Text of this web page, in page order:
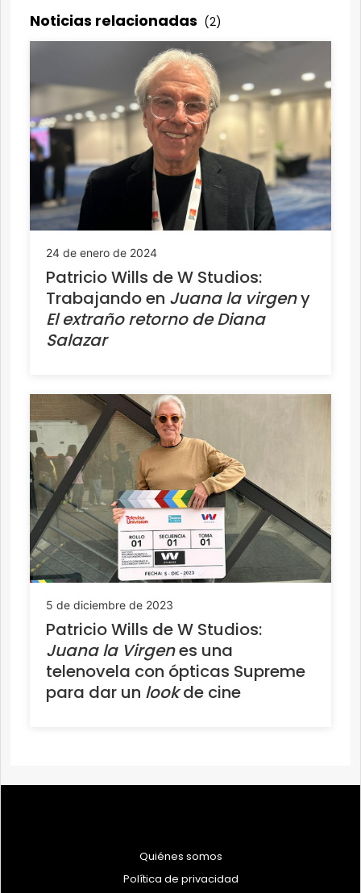
Noticias relacionadas (2)
24 de enero de 2024
Patricio Wills de W Studios:
Trabajando en Juana la virgeny
El extraño retorno de Diana
Salazar
5 de diciembre de 2023
Patricio Wills de W Studios:
Juana la Virgenes una
telenovela con ópticas Supreme
para dar un lookde cine
Quiénes somos
Política de privacidad